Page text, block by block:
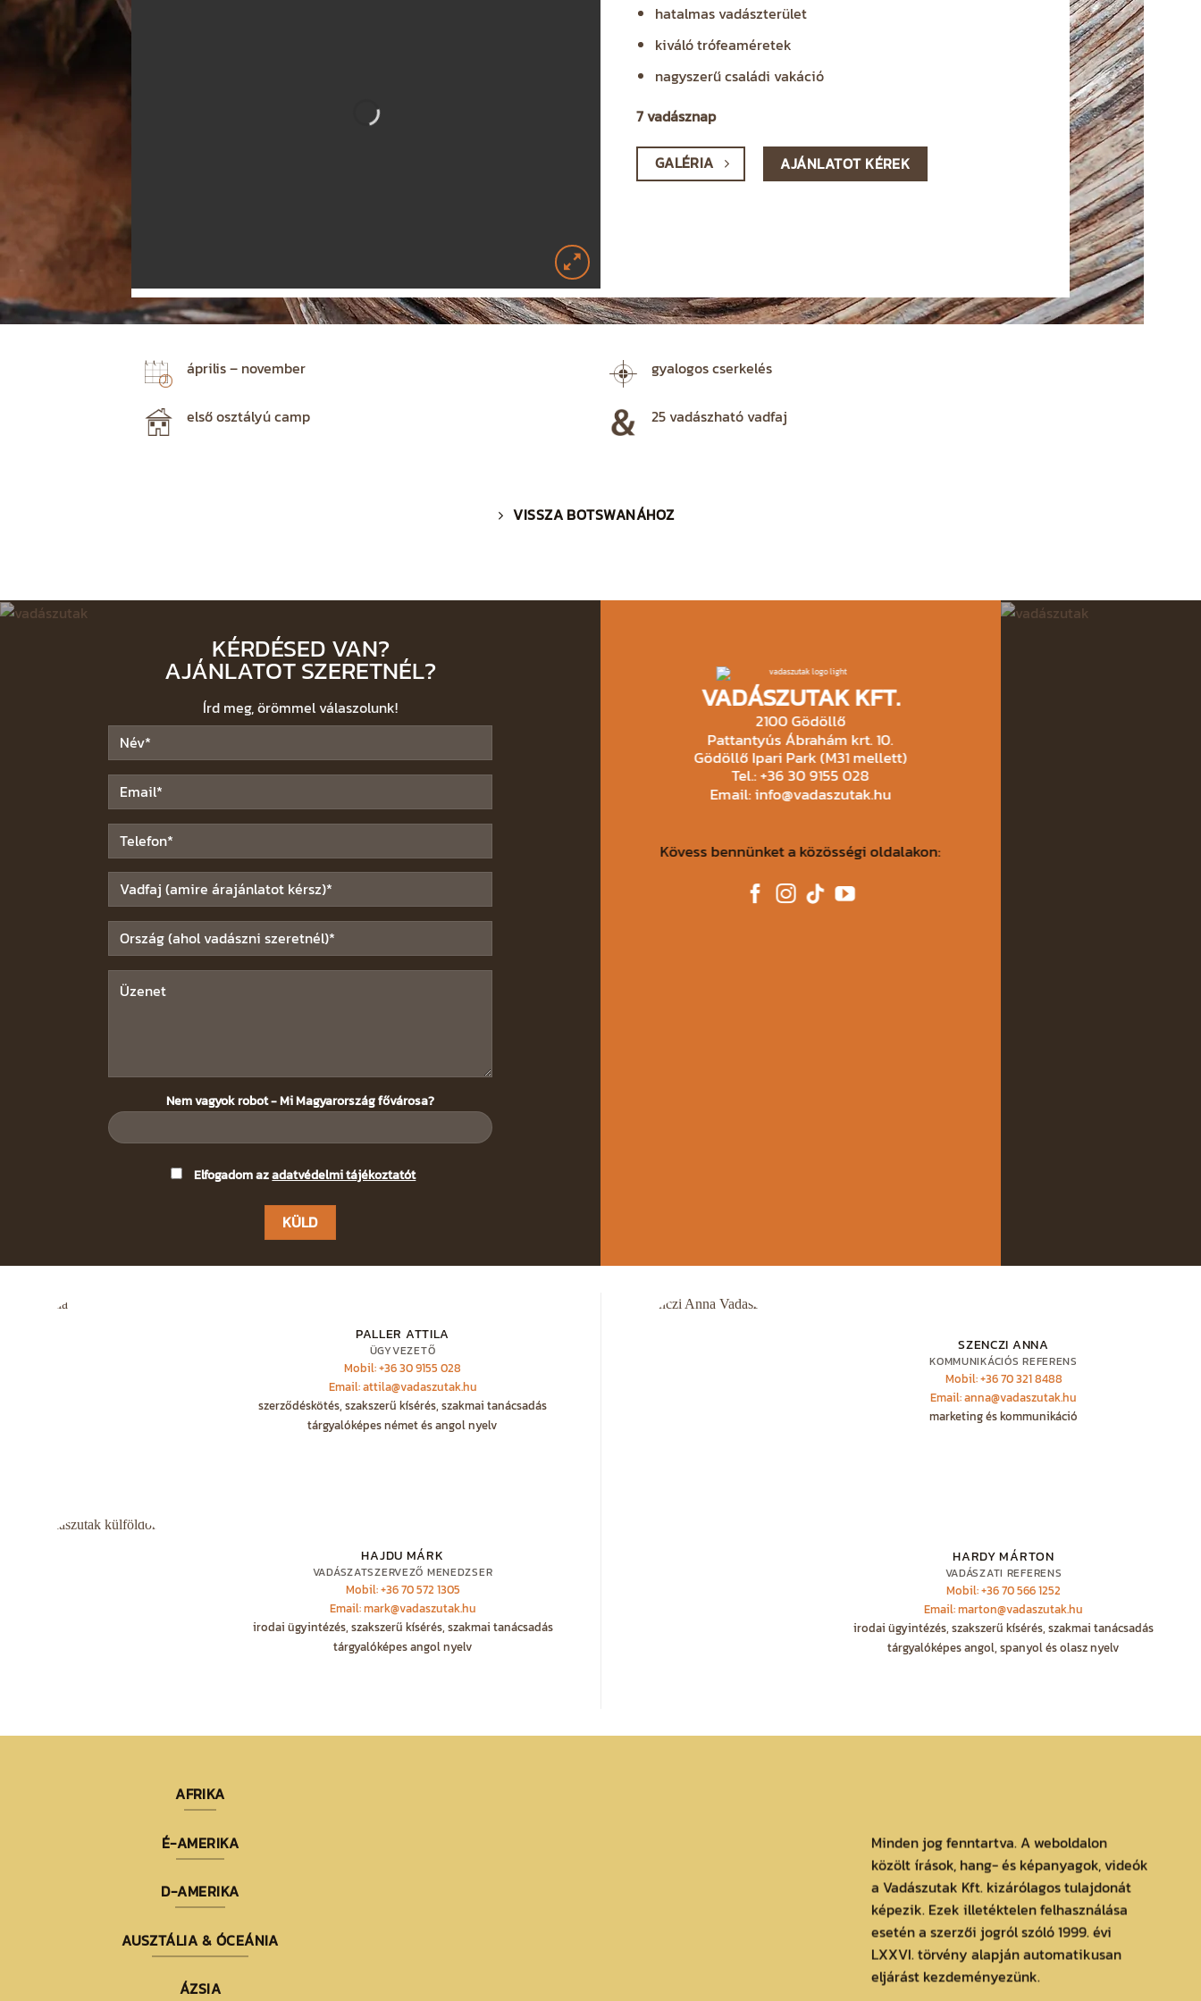
hatalmas vadászterület
kiváló trófeaméretek
nagyszerű családi vakáció
7 vadásznap
GALÉRIA AJÁNLATOT KÉREK
április – november gyalogos cserkelés
első osztályú camp 25 vadászható vadfaj
VISSZA BOTSWANÁHOZ
KÉRDÉSED VAN?
AJÁNLATOT SZERETNÉL?
Írd meg, örömmel válaszolunk!
Nem vagyok robot - Mi Magyarország fővárosa?
Elfogadom azadatvédelmi tájékoztatót
VADÁSZUTAK KFT.
2100 Gödöllő
Pattantyús Ábrahám krt. 10.
Gödöllő Ipari Park (M31 mellett)
Tel.: +36 30 9155 028
Email: info@vadaszutak.hu
Kövess bennünket a közösségi oldalakon:
PALLER ATTILA
ÜGYVEZETŐ
Mobil: +36 30 9155 028
Email: attila@vadaszutak.hu
szerződéskötés, szakszerű kísérés, szakmai tanácsadás
tárgyalóképes német és angol nyelv
HAJDU MÁRK
VADÁSZATSZERVEZŐ MENEDZSER
Mobil: +36 70 572 1305
Email: mark@vadaszutak.hu
irodai ügyintézés, szakszerű kísérés, szakmai tanácsadás
tárgyalóképes angol nyelv
SZENCZI ANNA
KOMMUNIKÁCIÓS REFERENS
Mobil: +36 70 321 8488
Email: anna@vadaszutak.hu
marketing és kommunikáció
HARDY MÁRTON
VADÁSZATI REFERENS
Mobil: +36 70 566 1252
Email: marton@vadaszutak.hu
irodai ügyintézés, szakszerű kísérés, szakmai tanácsadás
tárgyalóképes angol, spanyol és olasz nyelv
AFRIKA
É-AMERIKA
D-AMERIKA
AUSZTÁLIA & ÓCEÁNIA
ÁZSIA
Minden jog fenntartva. A weboldalon
közölt írások, hang- és képanyagok, videók
a Vadászutak Kft. kizárólagos tulajdonát
képezik. Ezek illetéktelen felhasználása
esetén a szerzői jogról szóló 1999. évi
LXXVI. törvény alapján automatikusan
eljárást kezdeményezünk.